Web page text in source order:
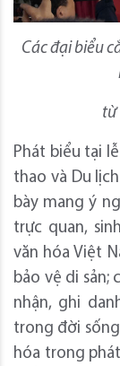
Các đại biểu
từ
Phát biểu tại
thao và Du
bày mang ý
trực quan,
văn hóa Việt
bảo vệ di sản;
nhận, ghi
trong đời
hóa trong